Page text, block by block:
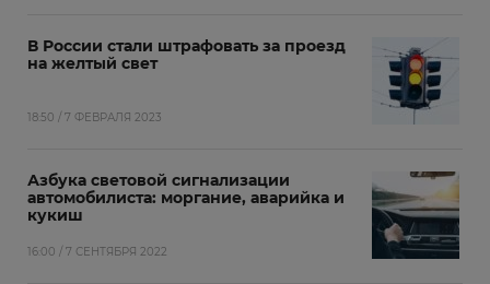
В России стали штрафовать за проезд
на желтый свет
18:50 / 7 ФЕВРАЛЯ 2023
Азбука световой сигнализации
автомобилиста: моргание, аварийка и
кукиш
16:00 / 7 СЕНТЯБРЯ 2022